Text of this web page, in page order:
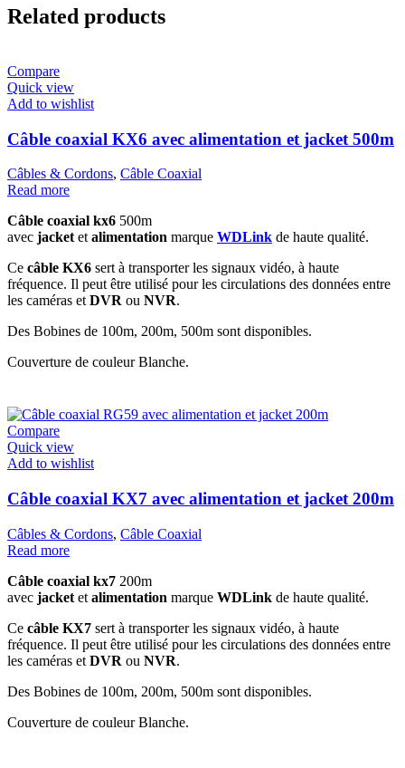
Related products
Compare
Quick view
Add to wishlist
Câble coaxial KX6 avec alimentation et jacket 500m
Câbles & Cordons, Câble Coaxial
Read more
Câble coaxial kx6 500m
avec jacketetalimentation marque WDLink de haute qualité.
Ce câble KX6 sert à transporter les signaux vidéo, à haute
fréquence. Il peut être utilisé pour les circulations des données entre
les caméras etDVR ou NVR.
Des Bobines de 100m, 200m, 500m sont disponibles.
Couverture de couleur Blanche.
Compare
Quick view
Add to wishlist
Câble coaxial KX7 avec alimentation et jacket 200m
Câbles & Cordons, Câble Coaxial
Read more
Câble coaxial kx7 200m
avec jacket et alimentation marque WDLink de haute qualité.
Ce câble KX7 sert à transporter les signaux vidéo, à haute
fréquence. Il peut être utilisé pour les circulations des données entre
les caméras et DVR ou NVR.
Des Bobines de 100m, 200m, 500m sont disponibles.
Couverture de couleur Blanche.